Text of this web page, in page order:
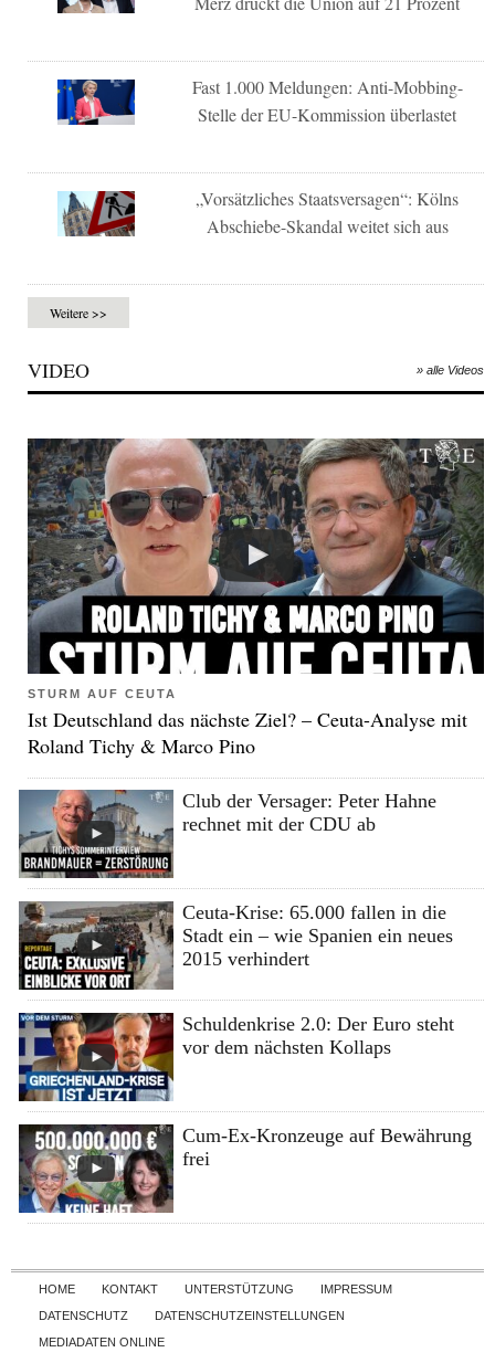
Fast 1.000 Meldungen: Anti-Mobbing-
Stelle der EU-Kommission überlastet
„Vorsätzliches Staatsversagen“: Kölns
Abschiebe-Skandal weitet sich aus
Weitere >>
VIDEO » alle Videos
STURM AUF CEUTA
Ist Deutschland das nächste Ziel? – Ceuta-Analyse mit
Roland Tichy & Marco Pino
Club der Versager: Peter Hahne
rechnet mit der CDU ab
Ceuta-Krise: 65.000 fallen in die
Stadt ein – wie Spanien ein neues
2015 verhindert
Schuldenkrise 2.0: Der Euro steht
vor dem nächsten Kollaps
Cum-Ex-Kronzeuge auf Bewährung
frei
Skip to content
HOME KONTAKT UNTERSTÜTZUNG
IMPRESSUM
DATENSCHUTZ
DATENSCHUTZEINSTELLUNGEN
MEDIADATEN ONLINE